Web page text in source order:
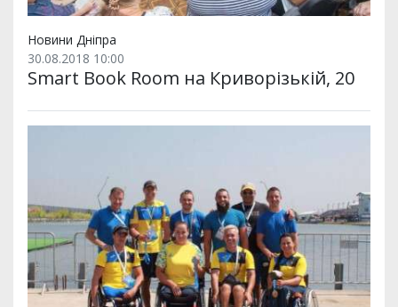
Новини Дніпра
30.08.2018 10:00
Smart Book Room на Криворізькій, 20